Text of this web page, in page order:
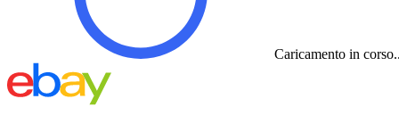
Caricamento in